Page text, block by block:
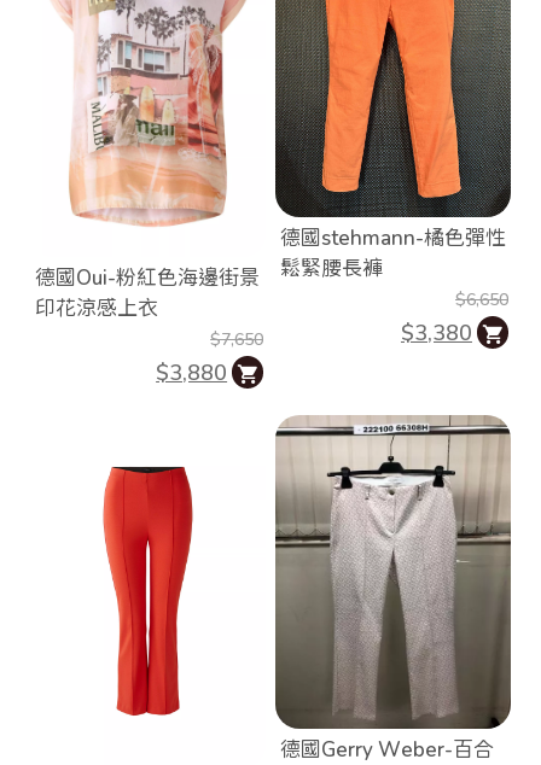
德國Oui-粉紅色海邊街景
印花涼感上衣
$7,650
$3,880
德國stehmann-橘色彈性
鬆緊腰長褲
$6,650
$3,380
德國Gerry Weber-百合